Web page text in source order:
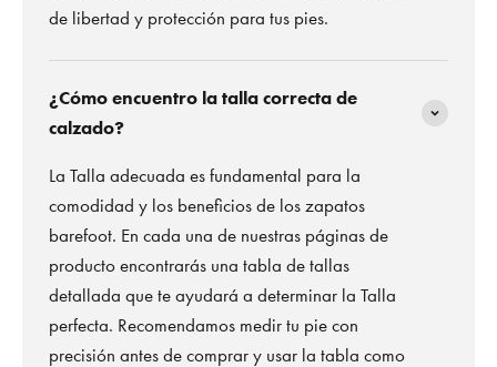
de libertad y protección para tus pies.
¿Cómo encuentro la talla correcta de
calzado?
La Talla adecuada es fundamental para la
comodidad y los beneficios de los zapatos
barefoot. En cada una de nuestras páginas de
producto encontrarás una tabla de tallas
detallada que te ayudará a determinar la Talla
perfecta. Recomendamos medir tu pie con
precisión antes de comprar y usar la tabla como